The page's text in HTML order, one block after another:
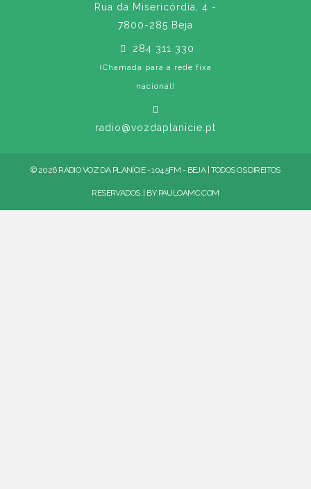
Rua da Misericórdia, 4 -
7800-285 Beja
284 311 330
(Chamada para a rede fixa
nacional)
radio@vozdaplanicie.pt
© 2026 RÁDIO VOZ DA PLANÍCIE - 104.5FM - BEJA | TODOS OS DIREITOS
RESERVADOS. | BY PAULOAMC.COM